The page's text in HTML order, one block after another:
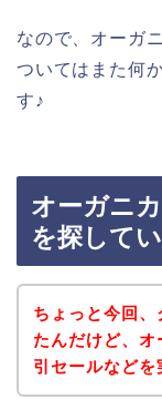
なので、オーガ
ついてはまた何
す♪
オーガニ
を探して
ちょっと今回
たんだけど、オ
引セールなどを